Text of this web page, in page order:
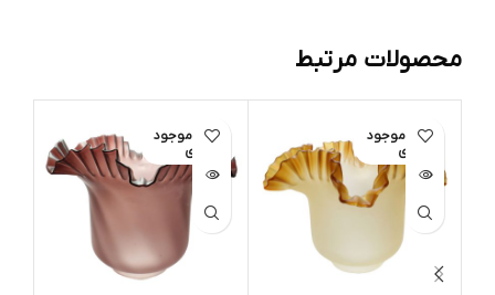
محصولات مرتبط
اتمام موجود
ی
اتمام موجود
ی